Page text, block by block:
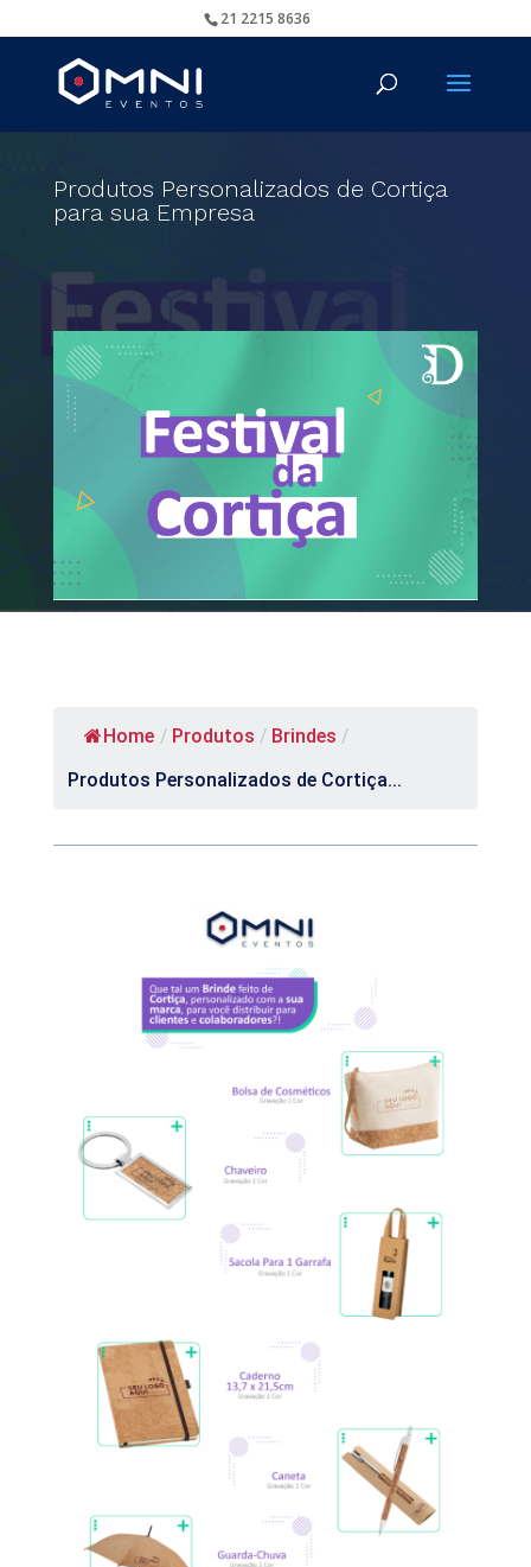
21 2215 8636
Produtos Personalizados de Cortiça
para sua Empresa
Home / Produtos / Brindes /
Produtos Personalizados de Cortiça...